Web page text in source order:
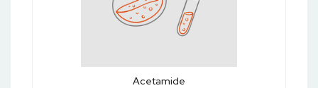
Acetamide